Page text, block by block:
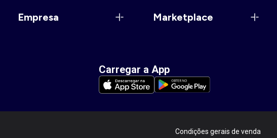
Empresa Marketplace
Carregar a App
Condições gerais de venda